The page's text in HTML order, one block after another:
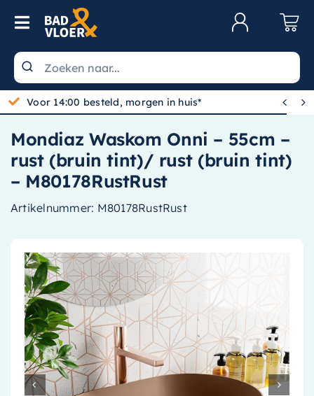
Skip to content
Toggle Navigation
Wastafels
Toiletten
Spiegels
Kranen
Douche
Baden
Radiatoren
Accessoires
Installatiemateriaal
Klimaatbeheersing
 
Mondiaz Waskom Onni – 55cm –
rust (bruin tint)/ rust (bruin tint)
– M80178RustRust
Artikelnummer: M80178RustRust